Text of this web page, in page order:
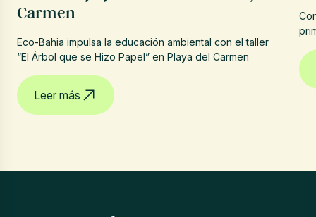
Carmen
Eco-Bahia impulsa la educación ambiental con el taller
“El Árbol que se Hizo Papel” en Playa del Carmen
Leer más